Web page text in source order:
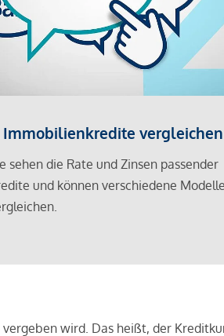
Immobilienkredite vergleichen
sehen die Rate und Zinsen passender
und können verschiedene Modelle
wird. Das heißt, der